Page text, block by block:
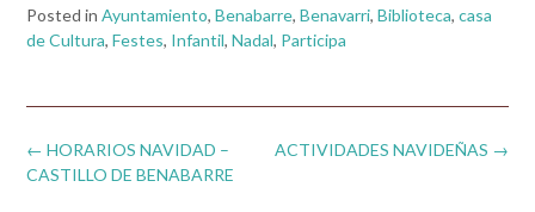
Posted in Ayuntamiento, Benabarre, Benavarri, Biblioteca, casa
de Cultura, Festes, Infantil, Nadal, Participa
Post
navigation
ACTIVIDADES NAVIDEÑAS →
← HORARIOS NAVIDAD –
CASTILLO DE BENABARRE